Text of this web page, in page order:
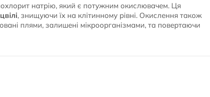
натрію, який є потужним окислювачем. Ця
, знищуючи їх на клітинному рівні. Окислення також
плями, залишені мікроорганізмами, та повертаючи